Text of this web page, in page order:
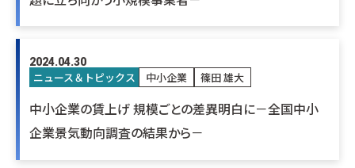
2024.04.30
ニュース＆トピックス 中小企業 篠田 雄大
中小企業の賃上げ 規模ごとの差異明白に－全国中小
企業景気動向調査の結果から－